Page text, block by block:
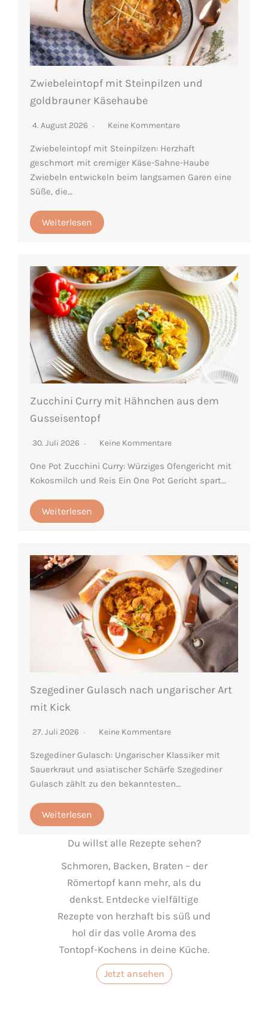
Zwiebeleintopf mit Steinpilzen und
goldbrauner Käsehaube
4. August 2026 Keine Kommentare
Zwiebeleintopf mit Steinpilzen: Herzhaft
geschmort mit cremiger Käse-Sahne-Haube
Zwiebeln entwickeln beim langsamen Garen eine
Süße, die…
Weiterlesen
Zucchini Curry mit Hähnchen aus dem
Gusseisentopf
30. Juli 2026 Keine Kommentare
One Pot Zucchini Curry: Würziges Ofengericht mit
Kokosmilch und Reis Ein One Pot Gericht spart…
Weiterlesen
Szegediner Gulasch nach ungarischer Art
mit Kick
27. Juli 2026 Keine Kommentare
Szegediner Gulasch: Ungarischer Klassiker mit
Sauerkraut und asiatischer Schärfe Szegediner
Gulasch zählt zu den bekanntesten…
Weiterlesen
Du willst alle Rezepte sehen?
Schmoren, Backen, Braten – der
Römertopf kann mehr, als du
denkst. Entdecke vielfältige
Rezepte von herzhaft bis süß und
hol dir das volle Aroma des
Tontopf-Kochens in deine Küche.
Jetzt ansehen